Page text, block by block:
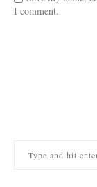
I comment.